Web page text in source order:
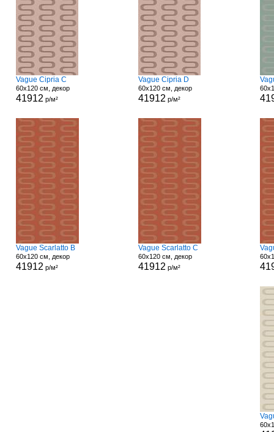
Vague Cipria C
60x120 см, декор
41912 р/м²
Vague Cipria D
60x120 см, декор
41912 р/м²
Vague Scarlatto B
60x120 см, декор
41912 р/м²
Vague Scarlatto C
60x120 см, декор
41912 р/м²